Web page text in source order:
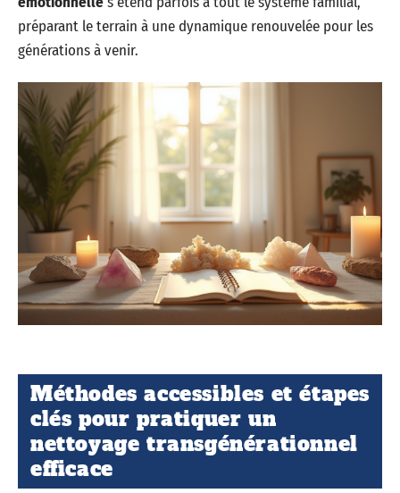
préparant le terrain à une dynamique renouvelée pour les
générations à venir.
Méthodes accessibles et étapes
clés pour pratiquer un
nettoyage transgénérationnel
efficace